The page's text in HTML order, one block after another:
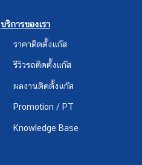
บริการของเรา
ราคาติดตั้งแก๊ส
รีวิวรถติดตั้งแก๊ส
ผลงานติดตั้งแก๊ส
Promotion / PT
Knowledge Base